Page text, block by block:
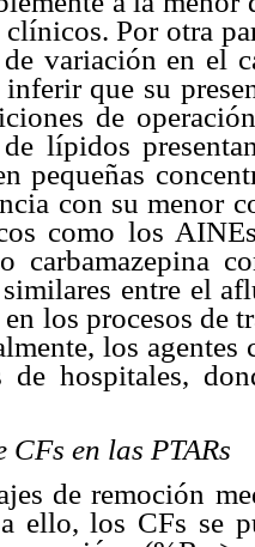
Por otra
variación en el
que su
de
lípidos
pequeñas
con su menor
como los
carbamazepina
entre el
los procesos de
los
de hospitales,
CFs en las PTARs
de remoción
ello, los CFs se